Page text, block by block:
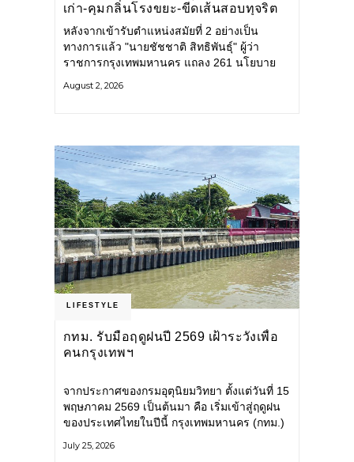
เก่า-คุมกลิ่นโรงขยะ-ขีดเส้นสอบทุจริต
หลังจากเข้ารับตำแหน่งสมัยที่ 2 อย่างเป็น
ทางการแล้ว "นายชัชชาติ สิทธิพันธุ์" ผู้ว่า
ราชการกรุงเทพมหานคร แถลง 261 นโยบาย
ยุทธศาสตร์ จัดทำตัวชี้วัด
August 2, 2026
LIFESTYLE
กทม. รับมือฤดูฝนปี 2569 เฝ้าระวังเพื่อ
คนกรุงเทพฯ
จากประกาศของกรมอุตุนิยมวิทยา ตั้งแต่วันที่ 15
พฤษภาคม 2569 เป็นต้นมา คือ เริ่มเข้าสู่ฤดูฝน
ของประเทศไทยในปีนี้ กรุงเทพมหานคร (กทม.)
โครงสร้างพื้นฐาน
July 25, 2026